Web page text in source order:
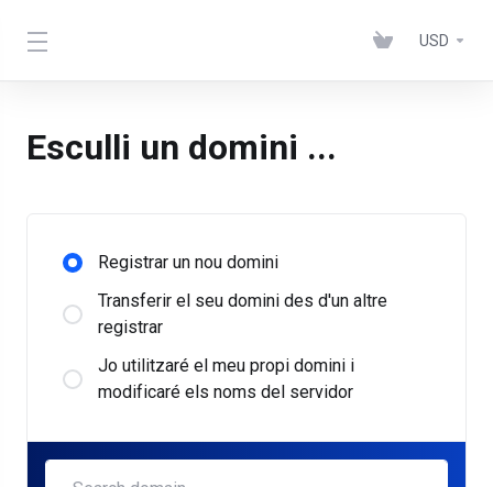
USD
Esculli un domini ...
Registrar un nou domini
Transferir el seu domini des d'un altre
registrar
Jo utilitzaré el meu propi domini i
modificaré els noms del servidor